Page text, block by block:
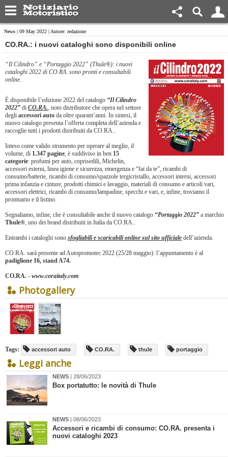
News | 09 May 2022 | Autore: redazione
​CO.RA.: i nuovi cataloghi sono disponibili online
“Il Cilindro” e “Portaggio 2022” (Thule®): i nuovi
cataloghi 2022 di CO.RA. sono pronti e consultabili
online.
È disponibile l’edizione 2022 del catalogo “Il Cilindro
2022” di CO.RA., noto distributore che opera nel settore
degli accessori auto da oltre quarant’anni. In sintesi, il
nuovo catalogo presenta l’offerta completa dell’azienda e
raccoglie tutti i prodotti distribuiti da CO.RA..
Inteso come valido strumento per operare al meglio, il
volume, di 1.347 pagine, è suddiviso in ben 15
categorie: profumi per auto, coprisedili, Michelin,
accessori esterni, linea igiene e sicurezza, emergenza e “fai da te”, ricambi di
consumo/batterie, ricambi di consumo/spazzole tergicristallo, accessori interni, accessori
prima infanzia e cinture, prodotti chimici e lavaggio, materiali di consumo e articoli vari,
accessori elettrici, ricambi di consumo/lampadine, specchi e vari, e, infine, troviamo il
prontuario e il listino.
Segnaliamo, infine, che è consultabile anche il nuovo catalogo “Portaggio 2022” a marchio
Thule®, uno dei brand distribuiti in Italia da CO.RA..
Entrambi i cataloghi sono sfogliabili e scaricabili online sul sito ufficiale dell’azienda.
CO.RA. sarà presente ad Autopromotec 2022 (25/28 maggio): l’appuntamento è al
padiglione 16, stand A74.
CO.RA. - www.coraitaly.com
Photogallery
Tags: accessori auto CO.RA. thule portaggio
Leggi anche
NEWS | 28/06/2023
Box portatutto: le novità di Thule
NEWS | 08/06/2023
Accessori e ricambi di consumo: CO.RA. presenta i
nuovi cataloghi 2023